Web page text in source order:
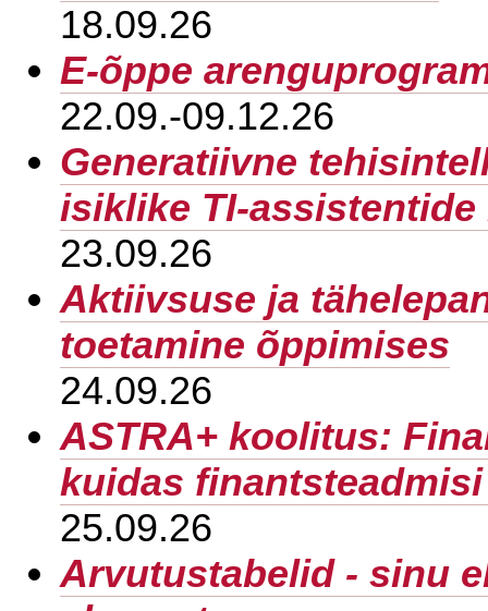
18.09.26
E-õppe
22.09.-09.12.26
Generatiivne
isiklike TI-assistentide
23.09.26
Aktiivsuse ja
toetamine õppimises
24.09.26
ASTRA+ koolitus:
kuidas
25.09.26
Arvutustabelid - sinu